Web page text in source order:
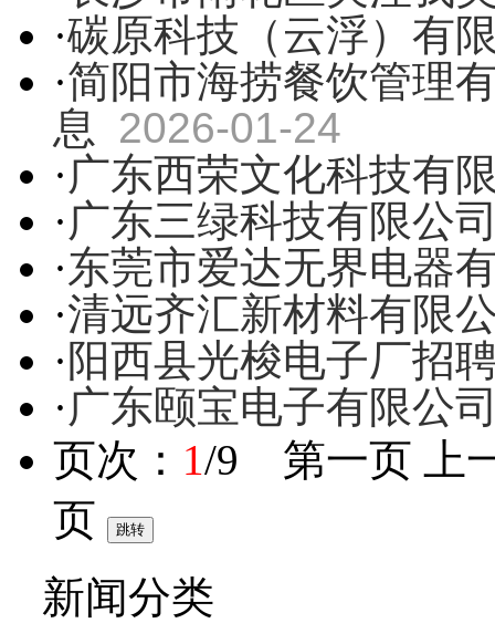
·碳原科技（云浮）有
·简阳市海捞餐饮管理
息 2026-01-24
·广东西荣文化科技有
·广东三绿科技有限公
·东莞市爱达无界电器
·清远齐汇新材料有限
· 阳西县光梭电子厂招
·广东颐宝电子有限公
页次： 1/9 第一页 上
页
新闻分类